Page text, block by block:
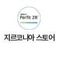
지르코니아 스토어